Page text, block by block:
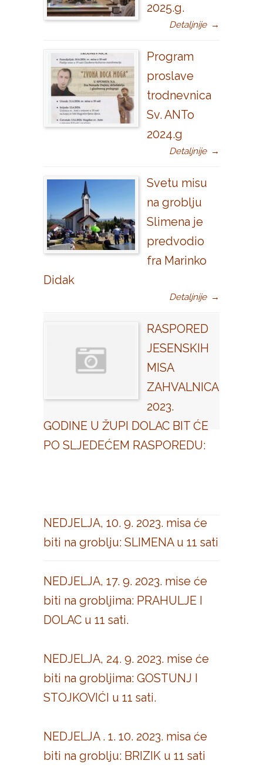
2025.g.
Detaljnije →
Program
proslave
trodnevnica
Sv. ANTo
2024.g
Detaljnije →
Svetu misu
na groblju
Slimena je
predvodio
fra Marinko
Didak
Detaljnije →
RASPORED
JESENSKIH
MISA
ZAHVALNICA
2023.
GODINE U ŽUPI DOLAC BIT ĆE
PO SLJEDEĆEM RASPOREDU:
NEDJELJA, 10. 9. 2023. misa će
biti na groblju: SLIMENA u 11 sati
NEDJELJA, 17. 9. 2023. mise će
biti na grobljima: PRAHULJE I
DOLAC u 11 sati.
NEDJELJA, 24. 9. 2023. mise će
biti na grobljima: GOSTUNJ I
STOJKOVIĆI u 11 sati.
NEDJELJA . 1. 10. 2023. misa će
biti na groblju: BRIZIK u 11 sati